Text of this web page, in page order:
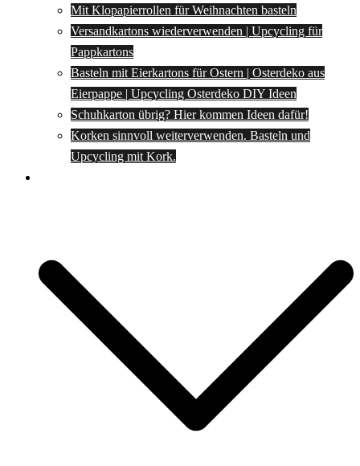
Mit Klopapierrollen für Weihnachten basteln
Versandkartons wiederverwenden | Upcycling für
Pappkartons
Basteln mit Eierkartons für Ostern | Osterdeko aus
Eierpappe | Upcycling Osterdeko DIY Ideen
Schuhkarton übrig? Hier kommen Ideen dafür!
Korken sinnvoll weiterverwenden. Basteln und
Upcycling mit Kork.